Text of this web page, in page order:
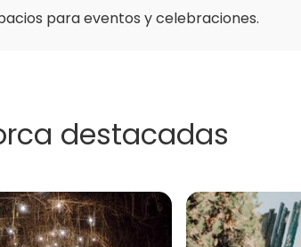
para eventos y celebraciones.
destacadas